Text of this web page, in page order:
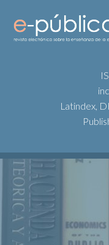
Latindex,